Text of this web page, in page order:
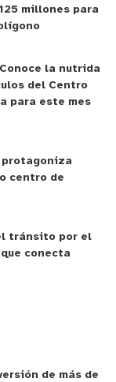
millones para
la nutrida
del Centro
para este mes
protagoniza
centro de
tránsito por el
conecta
de más de